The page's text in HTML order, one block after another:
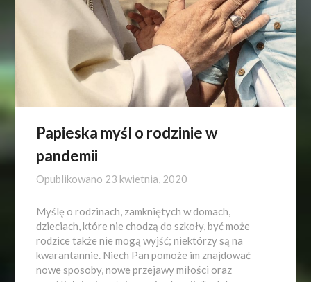
Papieska myśl o rodzinie w
pandemii
Opublikowano 23 kwietnia, 2020
Myślę o rodzinach, zamkniętych w domach,
dzieciach, które nie chodzą do szkoły, być może
rodzice także nie mogą wyjść; niektórzy są na
kwarantannie. Niech Pan pomoże im znajdować
nowe sposoby, nowe przejawy miłości oraz